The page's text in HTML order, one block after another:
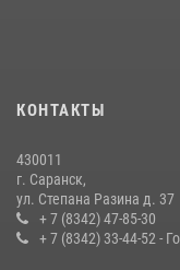
содействии сотрудников
Сотрудники Росгвардии
конкурса
23 июля 2026, 11:54 4
КОНТАКТЫ
430011
г. Саранск,
ул. Степана Разина д. 37
+ 7 (8342) 47-85-30
+ 7 (8342) 33-44-52 -